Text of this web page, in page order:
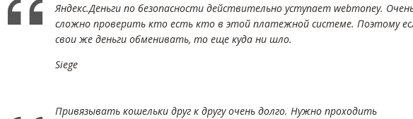
Яндекс.Деньги по безопасности действительно уступает webmoney.
сложно проверить кто есть кто в этой платежной системе. Поэтому
свои же деньги обменивать, то еще куда ни шло.
Siege
Привязывать кошельки друг к другу очень долго. Нужно проходить